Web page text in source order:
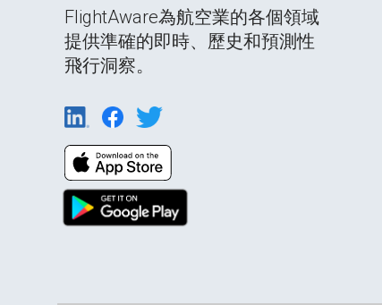
FlightAware為航空業的各個領域
提供準確的即時、歷史和預測性
飛行洞察。